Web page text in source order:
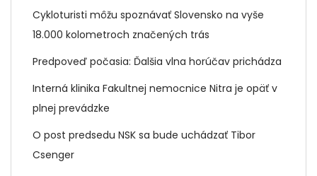
Cykloturisti môžu spoznávať Slovensko na vyše
18.000 kolometroch značených trás
Predpoveď počasia: Ďalšia vlna horúčav prichádza
Interná klinika Fakultnej nemocnice Nitra je opäť v
plnej prevádzke
O post predsedu NSK sa bude uchádzať Tibor
Csenger